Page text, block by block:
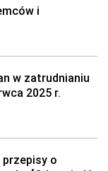
i
w zatrudnianiu
2025 r.
przepisy o